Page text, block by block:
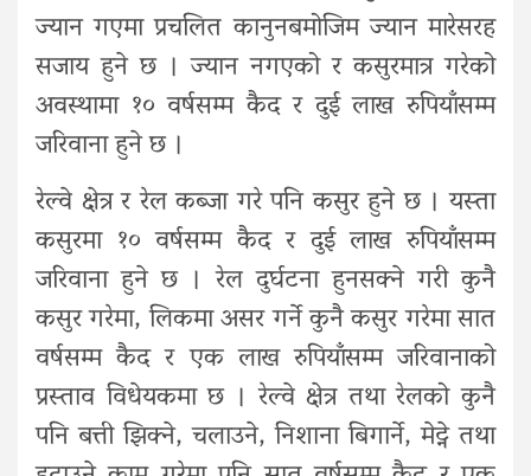
ज्यान गएमा प्रचलित कानुनबमोजिम ज्यान मारेसरह
सजाय हुने छ । ज्यान नगएको र कसुरमात्र गरेको
अवस्थामा १० वर्षसम्म कैद र दुई लाख रुपियाँसम्म
जरिवाना हुने छ ।
रेल्वे क्षेत्र र रेल कब्जा गरे पनि कसुर हुने छ । यस्ता
कसुरमा १० वर्षसम्म कैद र दुई लाख रुपियाँसम्म
जरिवाना हुने छ । रेल दुर्घटना हुनसक्ने गरी कुनै
कसुर गरेमा, लिकमा असर गर्ने कुनै कसुर गरेमा सात
वर्षसम्म कैद र एक लाख रुपियाँसम्म जरिवानाको
प्रस्ताव विधेयकमा छ । रेल्वे क्षेत्र तथा रेलको कुनै
पनि बत्ती झिक्ने, चलाउने, निशाना बिगार्ने, मेट्ने तथा